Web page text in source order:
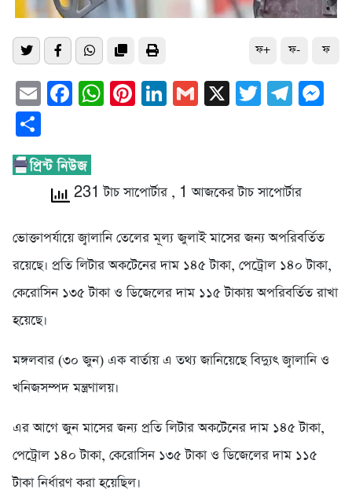
ফ+ ফ- ফ
EmailFacebook
WhatsApp
Pinterest
LinkedIn
Gmail
X Twitter
231 টাচ সাপোর্টার , 1 আজকের টাচ সাপোর্টার
ভোক্তাপর্যায়ে জ্বালানি তেলের মূল্য জুলাই মাসের জন্য অপরিবর্তিত
রয়েছে। প্রতি লিটার অকটেনের দাম ১৪৫ টাকা, পেট্রোল ১৪০ টাকা,
কেরোসিন ১৩৫ টাকা ও ডিজেলের দাম ১১৫ টাকায় অপরিবর্তিত রাখা
হয়েছে।
মঙ্গলবার (৩০ জুন) এক বার্তায় এ তথ্য জানিয়েছে বিদ্যুৎ জ্বালানি ও
খনিজসম্পদ মন্ত্রণালয়।
এর আগে জুন মাসের জন্য প্রতি লিটার অকটেনের দাম ১৪৫ টাকা,
পেট্রোল ১৪০ টাকা, কেরোসিন ১৩৫ টাকা ও ডিজেলের দাম ১১৫
টাকা নির্ধারণ করা হয়েছিল।